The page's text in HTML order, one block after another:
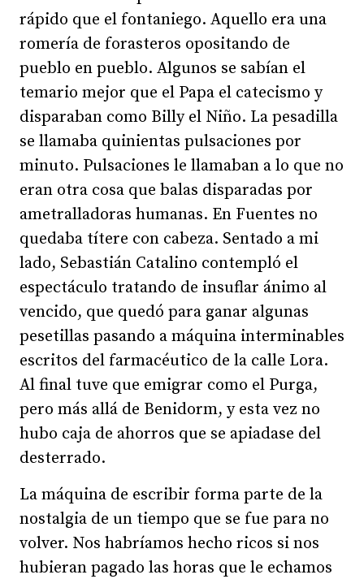
rápido que el fontaniego. Aquello era una
romería de forasteros opositando de
pueblo en pueblo. Algunos se sabían el
temario mejor que el Papa el catecismo y
disparaban como Billy el Niño. La pesadilla
se llamaba quinientas pulsaciones por
minuto. Pulsaciones le llamaban a lo que no
eran otra cosa que balas disparadas por
ametralladoras humanas. En Fuentes no
quedaba títere con cabeza. Sentado a mi
lado, Sebastián Catalino contempló el
espectáculo tratando de insuflar ánimo al
vencido, que quedó para ganar algunas
pesetillas pasando a máquina interminables
escritos del farmacéutico de la calle Lora.
Al final tuve que emigrar como el Purga,
pero más allá de Benidorm, y esta vez no
hubo caja de ahorros que se apiadase del
desterrado.
La máquina de escribir forma parte de la
nostalgia de un tiempo que se fue para no
volver. Nos habríamos hecho ricos si nos
hubieran pagado las horas que le echamos